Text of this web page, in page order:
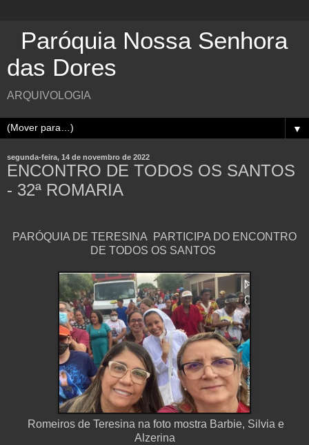
Paróquia Nossa Senhora
das Dores
ARQUIVOLOGIA
▼
segunda-feira, 14 de novembro de 2022
ENCONTRO DE TODOS OS SANTOS
- 32ª ROMARIA
PARÓQUIA DE TERESINA PARTICIPA DO ENCONTRO
DE TODOS OS SANTOS
Romeiros de Teresina na foto mostra Barbie, Silvia e
Alzerina